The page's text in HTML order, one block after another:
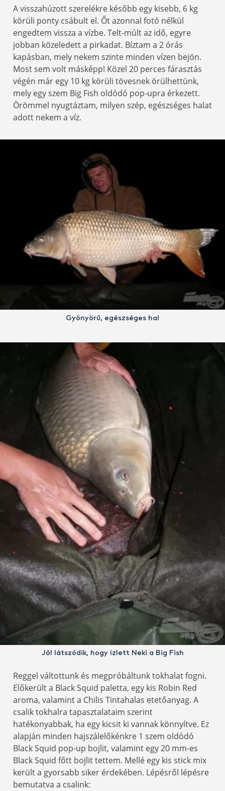
A visszahúzott szerelékre később egy kisebb, 6 kg
körüli ponty csábult el. Őt azonnal fotó nélkül
engedtem vissza a vízbe. Telt-múlt az idő, egyre
jobban közeledett a pirkadat. Bíztam a 2 órás
kapásban, mely nekem szinte minden vízen bejön.
Most sem volt másképp! Közel 20 perces fárasztás
végén már egy 10 kg körüli tövesnek örülhettünk,
mely egy szem Big Fish oldódó pop-upra érkezett.
Örömmel nyugtáztam, milyen szép, egészséges halat
adott nekem a víz.
Gyönyörű, egészséges hal
Jól látszódik, hogy ízlett Neki a Big Fish
Reggel váltottunk és megpróbáltunk tokhalat fogni.
Előkerült a Black Squid paletta, egy kis Robin Red
aroma, valamint a Chilis Tintahalas etetőanyag. A
csalik tokhalra tapasztalataim szerint
hatékonyabbak, ha egy kicsit ki vannak könnyítve. Ez
alapján minden hajszálelőkénkre 1 szem oldódó
Black Squid pop-up bojlit, valamint egy 20 mm-es
Black Squid főtt bojlit tettem. Mellé egy kis stick mix
került a gyorsabb siker érdekében. Lépésről lépésre
bemutatva a csalink: